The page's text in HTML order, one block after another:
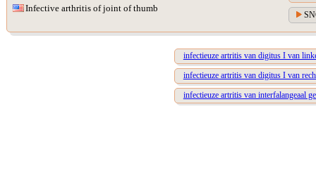
Infective arthritis of joint of thumb
infectieuze artritis van digitus I van
infectieuze artritis van digitus I van
infectieuze artritis van interfalangeaal